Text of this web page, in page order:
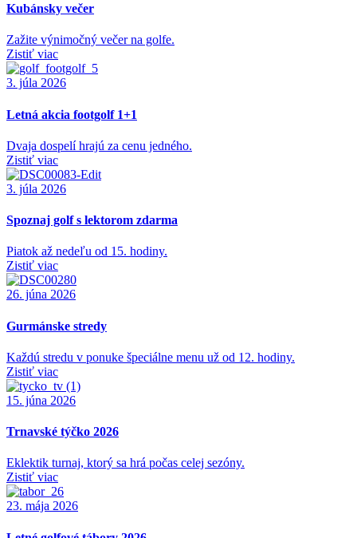
Kubánsky večer
Zažite výnimočný večer na golfe.
Zistiť viac
3. júla 2026
Letná akcia footgolf 1+1
Dvaja dospelí hrajú za cenu jedného.
Zistiť viac
3. júla 2026
Spoznaj golf s lektorom zdarma
Piatok až nedeľu od 15. hodiny.
Zistiť viac
26. júna 2026
Gurmánske stredy
Každú stredu v ponuke špeciálne menu už od 12. hodiny.
Zistiť viac
15. júna 2026
Trnavské týčko 2026
Eklektik turnaj, ktorý sa hrá počas celej sezóny.
Zistiť viac
23. mája 2026